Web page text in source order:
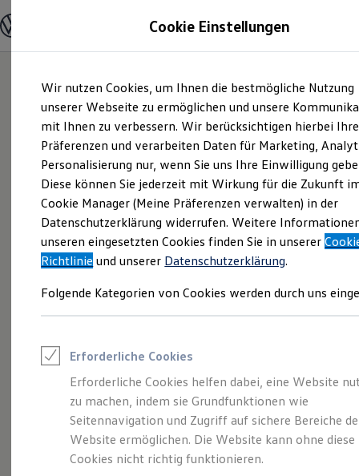
Hauptinhalt
springen
Footer
springen
Modelle und Konfigurator
Modelle vergleichen
Elektroautos
ENERGY Sondermodelle
Nutzfahrzeuge
SUV und CUV
Familienautos
Kombis
Kompaktwagen
Sportwagen
Schnell verfügbare Fahrzeuge
Angebote und Produkte
Aktuelle Angebote
E-Auto-Förderung
Volkswagen Marktplatz
Junge Gebrauchtwagen und Gebrauchtwagen
Saisonangebote
Leasing
Leasing-Angebote
Gebrauchtwagen Leasing
Junge Gebrauchtwagen-Leasing
Elektroauto Leasing
Kleinwagen-Leasing
Leasing ohne Anzahlung
Eine Klasse für sich.
Der Golf.
Cookie Einstellungen
Wir nutzen Cookies, um Ihnen die bestmögliche Nutzung
unserer Webseite zu ermöglichen und unsere
mit Ihnen zu verbessern. Wir berücksichtigen hierbei Ihre
Präferenzen und verarbeiten Daten für Marketing,
Personalisierung nur, wenn Sie uns Ihre Einwilligung
Diese können Sie jederzeit mit Wirkung für die Zukunft
Cookie Manager (Meine Präferenzen verwalten) in der
Datenschutzerklärung widerrufen. Weitere
unseren eingesetzten Cookies finden Sie in unserer
Richtlinie und unserer Datenschutzerklärung.
Folgende Kategorien von Cookies werden durch uns
Erforderliche Cookies
Erforderliche Cookies helfen dabei, eine Website
zu machen, indem sie Grundfunktionen wie
Seitennavigation und Zugriff auf sichere Bereiche
Website ermöglichen. Die Website kann ohne diese
Cookies nicht richtig funktionieren.